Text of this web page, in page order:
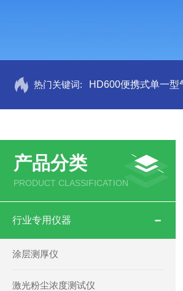
热门关键词: HD600便携式单一型
产品分类
PRODUCT CLASSIFICATION
行业专用仪器
涂层测厚仪
激光粉尘浓度测试仪